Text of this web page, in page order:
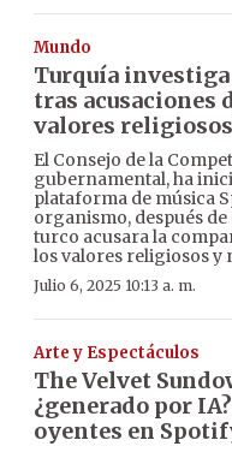
Mundo
Turquía
tras acusaciones
valores
El Consejo de la
gubernamental, ha
plataforma de música
organismo, después
turco acusara la
los valores religiosos y
Julio 6, 2025 10:13 a. m.
Arte y Espectáculos
The Velvet
¿generado por
oyentes en